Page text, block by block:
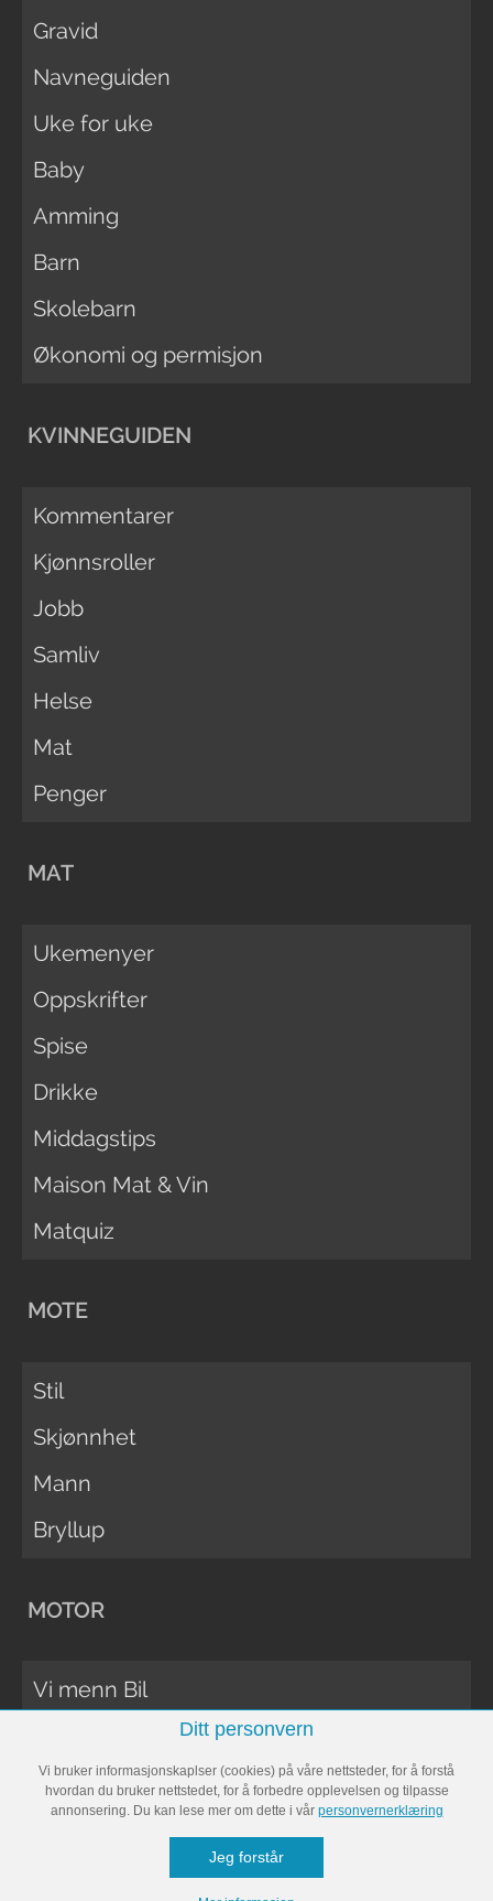
Gravid
Navneguiden
Uke for uke
Baby
Amming
Barn
Skolebarn
Økonomi og permisjon
KVINNEGUIDEN
Kommentarer
Kjønnsroller
Jobb
Samliv
Helse
Mat
Penger
MAT
Ukemenyer
Oppskrifter
Spise
Drikke
Middagstips
Maison Mat & Vin
Matquiz
MOTE
Stil
Skjønnhet
Mann
Bryllup
MOTOR
Vi menn Bil
Vi Menn Båt
Ditt personvern
Vi bruker informasjonskaplser (cookies) på våre nettsteder, for å forstå
hvordan du bruker nettstedet, for å forbedre opplevelsen og tilpasse
annonsering. Du kan lese mer om dette i vår personvernerklæring
Jeg forstår